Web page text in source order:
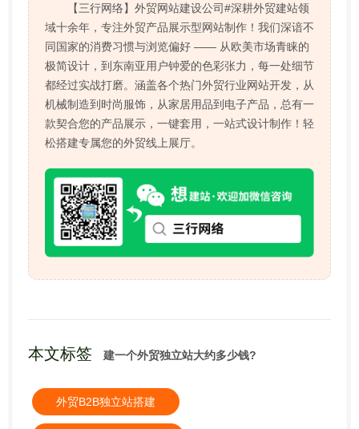
【三行网络】外贸网站建设公司#深耕外贸建站领
域十余年，专注外贸产品展示型网站制作！我们深谙不
同国家的消费习惯与浏览偏好 —— 从欧美市场青睐的
极简设计，到东南亚用户钟爱的色彩张力，每一处细节
都经过实战打磨。涵盖各个热门外贸行业网站开发，从
机械制造到时尚服饰，从家居用品到电子产品，总有一
款契合您的产品展示，一键套用，一站式设计制作！轻
松搭建专属您的外贸线上展厅。
本文标签 建一个外贸独立站大约多少钱?
外贸B2B独立站搭建